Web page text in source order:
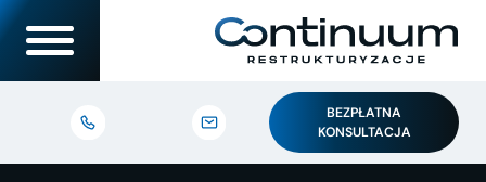
BEZPŁATNA
KONSULTACJA